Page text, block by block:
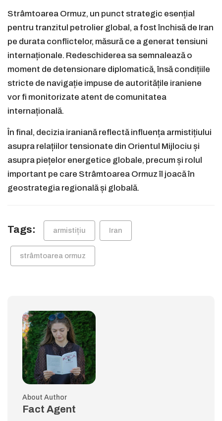
Strâmtoarea Ormuz, un punct strategic esențial
pentru tranzitul petrolier global, a fost închisă de Iran
pe durata conflictelor, măsură ce a generat tensiuni
internaționale. Redeschiderea sa semnalează o
moment de detensionare diplomatică, însă condițiile
stricte de navigație impuse de autoritățile iraniene
vor fi monitorizate atent de comunitatea
internațională.
În final, decizia iraniană reflectă influența armistițiului
asupra relațiilor tensionate din Orientul Mijlociu și
asupra piețelor energetice globale, precum și rolul
important pe care Strâmtoarea Ormuz îl joacă în
geostrategia regională și globală.
Tags: armistițiu Iran
strâmtoarea ormuz
About Author
Fact Agent